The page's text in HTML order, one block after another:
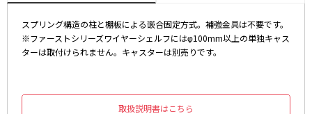
スプリング構造の柱と棚板による嵌合固定方式。補強金具は不要です。
※ファーストシリーズワイヤーシェルフにはφ100mm以上の単独キャス
ターは取付けられません。キャスターは別売りです。
取扱説明書はこちら